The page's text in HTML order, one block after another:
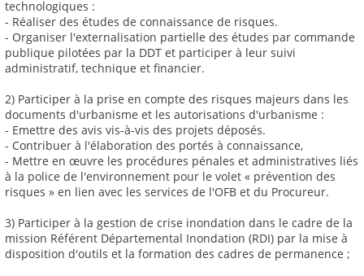
technologiques :
- Réaliser des études de connaissance de risques.
- Organiser l'externalisation partielle des études par commande
publique pilotées par la DDT et participer à leur suivi
administratif, technique et financier.
2) Participer à la prise en compte des risques majeurs dans les
documents d'urbanisme et les autorisations d'urbanisme :
- Emettre des avis vis-à-vis des projets déposés.
- Contribuer à l'élaboration des portés à connaissance,
- Mettre en œuvre les procédures pénales et administratives liés
à la police de l'environnement pour le volet « prévention des
risques » en lien avec les services de l'OFB et du Procureur.
3) Participer à la gestion de crise inondation dans le cadre de la
mission Référent Départemental Inondation (RDI) par la mise à
disposition d'outils et la formation des cadres de permanence ;